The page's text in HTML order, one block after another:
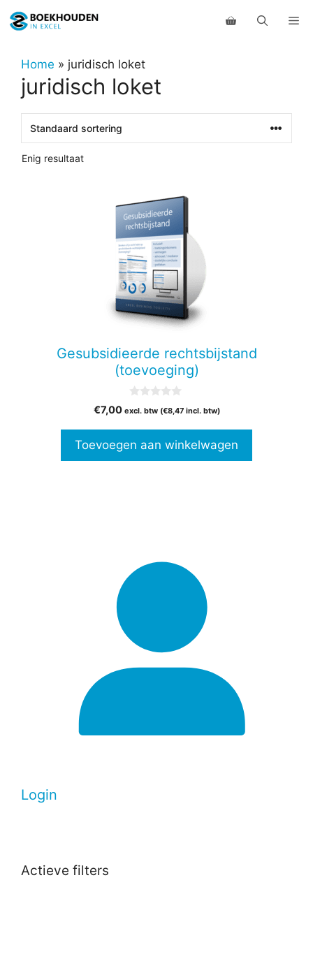
naar
inhoudHome » juridisch loket
juridisch loket
Enig resultaat
Gesubsidieerde rechtsbijstand
(toevoeging)
v
5
€7,00 excl. btw (€8,47incl. btw)
Toevoegen aan winkelwagen
Login
Actieve filters